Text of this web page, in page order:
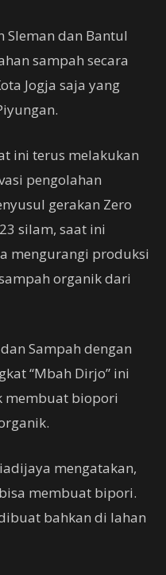
Sleman dan Bantul
sampah secara
Jogja saja yang
ini terus melakukan
pengolahan
gerakan Zero
silam, saat ini
mengurangi produksi
organik dari
Sampah dengan
“Mbah Dirjo” ini
membuat biopori
mengatakan,
membuat bipori.
bahkan di lahan